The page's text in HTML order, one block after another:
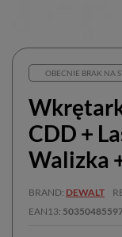
OBECNIE BRAK NA
CDD +
Walizka
BRAND DEWALT
EAN13